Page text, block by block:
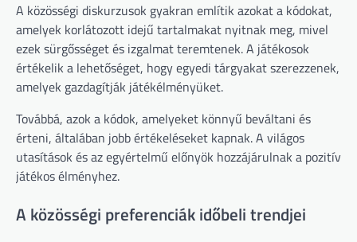
A közösségi diskurzusok gyakran említik azokat a kódokat,
amelyek korlátozott idejű tartalmakat nyitnak meg, mivel
ezek sürgősséget és izgalmat teremtenek. A játékosok
értékelik a lehetőséget, hogy egyedi tárgyakat szerezzenek,
amelyek gazdagítják játékélményüket.
Továbbá, azok a kódok, amelyeket könnyű beváltani és
érteni, általában jobb értékeléseket kapnak. A világos
utasítások és az egyértelmű előnyök hozzájárulnak a pozitív
játékos élményhez.
A közösségi preferenciák időbeli trendjei